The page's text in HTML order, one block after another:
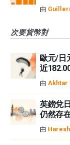
由
次要貨幣對
歐元/日
近
由 Akhtar
英鎊兌
仍然存
由